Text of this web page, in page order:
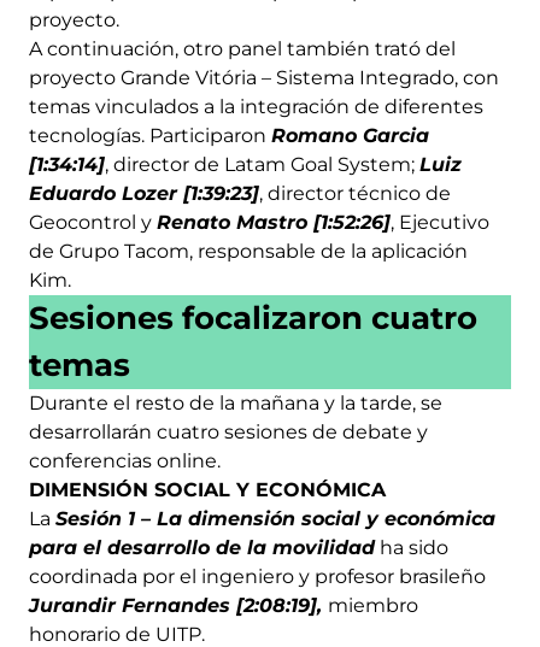
proyecto.
A continuación, otro panel también trató del
proyecto Grande Vitória – Sistema Integrado, con
temas vinculados a la integración de diferentes
tecnologías. Participaron Romano Garcia
[1:34:14], director de Latam Goal System; Luiz
Eduardo Lozer [1:39:23], director técnico de
Geocontrol y Renato Mastro [1:52:26], Ejecutivo
de Grupo Tacom, responsable de la aplicación
Kim.
Sesiones focalizaron cuatro
temas
Durante el resto de la mañana y la tarde, se
desarrollarán cuatro sesiones de debate y
conferencias online.
DIMENSIÓN SOCIAL Y ECONÓMICA
La Sesión 1 – La dimensión social y económica
para el desarrollo de la movilidadha sido
coordinada por el ingeniero y profesor brasileño
Jurandir Fernandes [2:08:19], miembro
honorario de UITP.